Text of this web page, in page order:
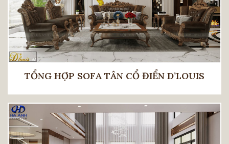
TỔNG HỢP SOFA TÂN CỔ ĐIỂN D’LOUIS